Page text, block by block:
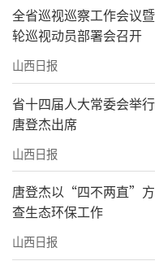
数字化建设走在全
农业的同时，也让
同变得更加高效顺畅
城乡融合的落
是乡村居民，都能
务和发展的机会，
共”的和美家园。
全省巡视巡察工作会议
轮巡视动员部署会召开
山西日报
省十四届人大常委会举
唐登杰出席
山西日报
唐登杰以“四不两直”
查生态环保工作
山西日报